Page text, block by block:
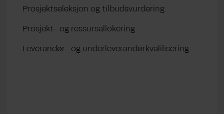
Prosjektseleksjon ogtilbudsvurdering
Prosjekt– og ressursallokering
Leverandør– og underleverandørkvalifisering